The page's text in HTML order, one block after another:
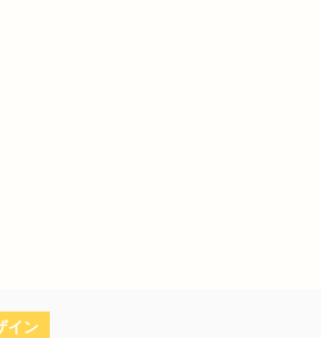
イン